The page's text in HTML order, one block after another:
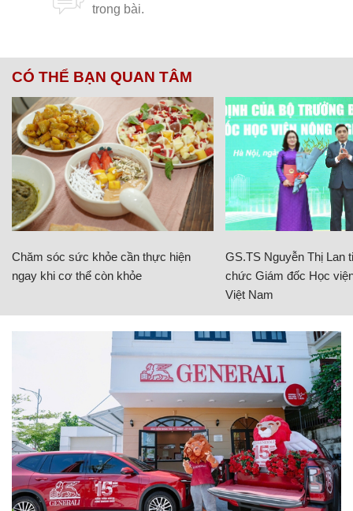
CÓ THỂ BẠN QUAN TÂM
Chăm sóc sức khỏe cần thực hiện
ngay khi cơ thể còn khỏe
GS.TS Nguyễn Thị Lan
chức Giám đốc Học
Việt Nam